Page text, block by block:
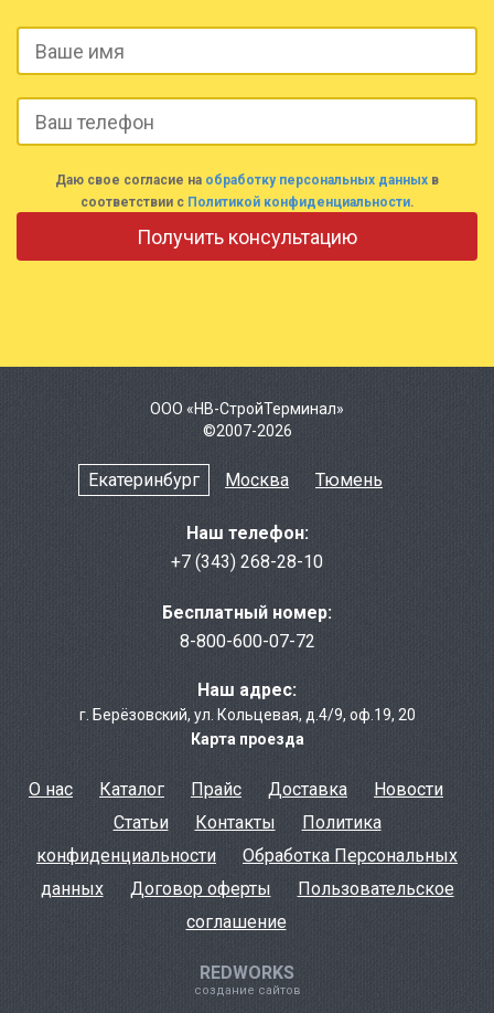
Даю свое согласие на обработку персональных данных в
соответствии с Политикой конфиденциальности.
ООО «НВ-СтройТерминал»
©2007-2026
Екатеринбург Москва Тюмень
Наш телефон:
+7 (343) 268-28-10
Бесплатный номер:
8-800-600-07-72
Наш адрес:
г. Берёзовcкий,ул. Кольцевая, д.4/9,оф.19, 20
Карта проезда
О нас Каталог Прайс Доставка
Новости
Статьи
Контакты
Политика
конфиденциальности
Обработка Персональных
данных
Договор оферты
Пользовательское
соглашение
REDWORKS
создание сайтов